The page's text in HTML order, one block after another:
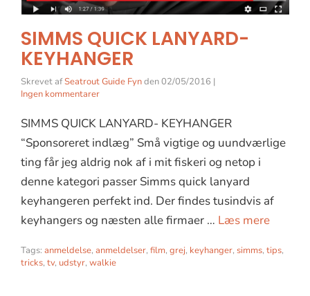
SIMMS QUICK LANYARD-
KEYHANGER
Skrevet afSeatrout Guide Fynden02/05/2016 |
Ingen kommentarer
SIMMS QUICK LANYARD- KEYHANGER
“Sponsoreret indlæg” Små vigtige og uundværlige
ting får jeg aldrig nok af i mit fiskeri og netop i
denne kategori passer Simms quick lanyard
keyhangeren perfekt ind. Der findes tusindvis af
keyhangers og næsten alle firmaer … Læs mere
Tags: anmeldelse, anmeldelser, film, grej, keyhanger, simms, tips,
tricks, tv, udstyr, walkie